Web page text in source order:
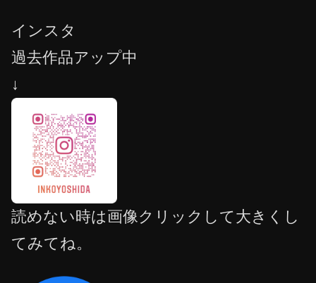
インスタ
過去作品アップ中
↓
読めない時は画像クリックして大きくし
てみてね。